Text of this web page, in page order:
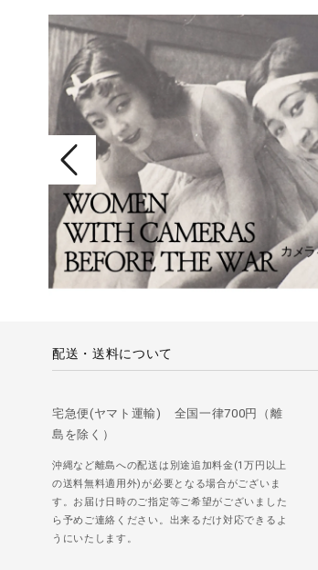
配送・送料について
宅急便(ヤマト運輸) 全国一律700円（離
島を除く）
沖縄など離島への配送は別途追加料金(1万円以上
の送料無料適用外)が必要となる場合がございま
す。お届け日時のご指定等ご希望がございました
ら予めご連絡ください。出来るだけ対応できるよ
うにいたします。